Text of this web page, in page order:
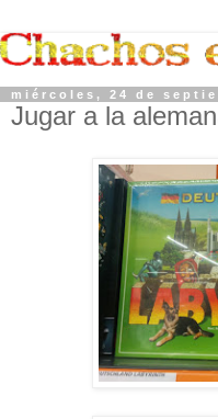
miércoles, 24 de
Jugar a la